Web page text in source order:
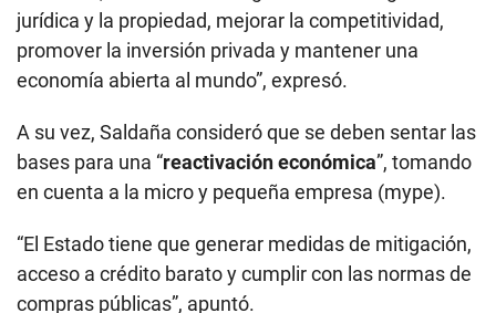
jurídica y la propiedad, mejorar la competitividad,
promover la inversión privada y mantener una
economía abierta al mundo”, expresó.
A su vez, Saldaña consideró que se deben sentar las
bases para una “reactivación económica”, tomando
en cuenta a la micro y pequeña empresa (mype).
“El Estado tiene que generar medidas de mitigación,
acceso a crédito barato y cumplir con las normas de
compras públicas”, apuntó.